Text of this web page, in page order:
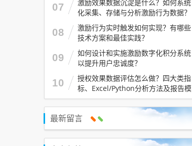
07
激励效果数据沉淀是什么？如何系统
化采集、存储与分析激励行为数据？
08
激励行为实时触发如何实现？有哪些
技术方案和最佳实践？
09
如何设计和实施激励数字化积分系统
以提升用户忠诚度？
10
授权效果数据评估怎么做？四大类指
标、Excel/Python分析方法及报告模
板
最新留言